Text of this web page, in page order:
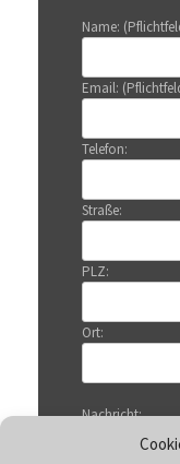
Name:
Email:
Telefon:
Straße:
PLZ:
Ort:
Nachricht: